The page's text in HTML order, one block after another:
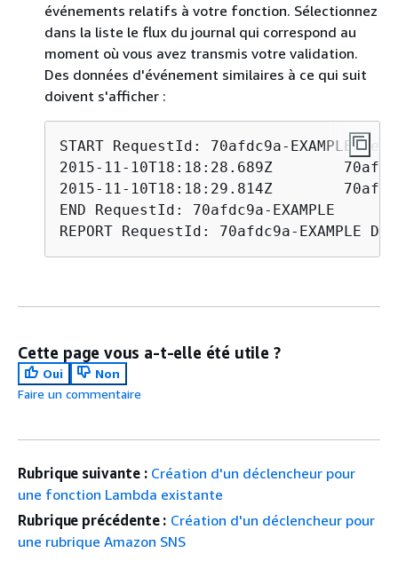
événements relatifs à votre fonction. Sélectionnez
dans la liste le flux du journal qui correspond au
moment où vous avez transmis votre validation.
Des données d'événement similaires à ce qui suit
doivent s'afficher :
START RequestId: 70afdc9a-EXAMPLE
END RequestId: 70afdc9a-EXAMPLE
REPORT RequestId: 70afdc9a-
Cette page vous a-t-elle été utile ?
Oui
Non
Faire un commentaire
Rubrique suivante : Création d'un déclencheur pour
une fonction Lambda existante
Rubrique précédente : Création d'un déclencheur pour
une rubrique Amazon SNS